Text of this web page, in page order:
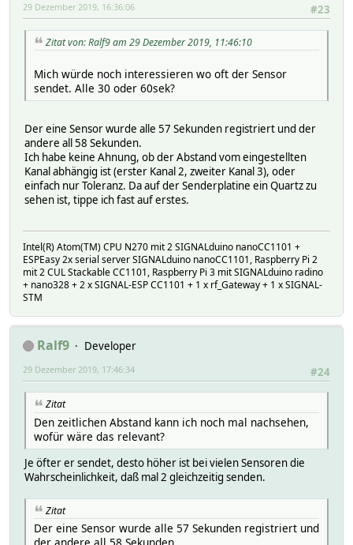
#23
29 Dezember 2019, 16:36:06
Zitat von: Ralf9 am 29 Dezember 2019, 11:46:10
Mich würde noch interessieren wo oft der Sensor
sendet. Alle 30 oder 60sek?
Der eine Sensor wurde alle 57 Sekunden registriert und der
andere all 58 Sekunden.
Ich habe keine Ahnung, ob der Abstand vom eingestellten
Kanal abhängig ist (erster Kanal 2, zweiter Kanal 3), oder
einfach nur Toleranz. Da auf der Senderplatine ein Quartz zu
sehen ist, tippe ich fast auf erstes.
Intel(R) Atom(TM) CPU N270 mit 2 SIGNALduino nanoCC1101 +
ESPEasy 2x serial server SIGNALduino nanoCC1101, Raspberry Pi 2
mit 2 CUL Stackable CC1101, Raspberry Pi 3 mit SIGNALduino radino
+ nano328 + 2 x SIGNAL-ESP CC1101 + 1 x rf_Gateway + 1 x SIGNAL-
STM
Ralf9
Developer
#24
29 Dezember 2019, 17:46:34
Zitat
Den zeitlichen Abstand kann ich noch mal nachsehen,
wofür wäre das relevant?
Je öfter er sendet, desto höher ist bei vielen Sensoren die
Wahrscheinlichkeit, daß mal 2 gleichzeitig senden.
Zitat
Der eine Sensor wurde alle 57 Sekunden registriert und